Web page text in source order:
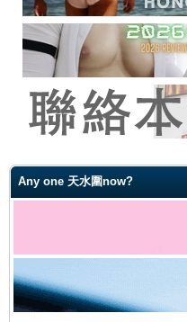
Any one 天水圍now?